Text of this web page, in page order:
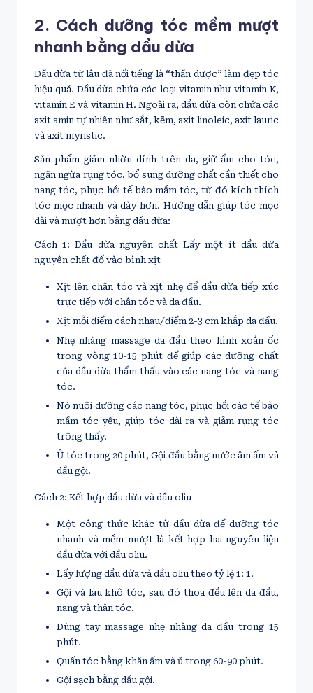
2. Cách dưỡng tóc mềm mượt
nhanh bằng dầu dừa
Dầu dừa từ lâu đã nổi tiếng là “thần dược” làm đẹp tóc
hiệu quả. Dầu dừa chứa các loại vitamin như vitamin K,
vitamin E và vitamin H. Ngoài ra, dầu dừa còn chứa các
axit amin tự nhiên như sắt, kẽm, axit linoleic, axit lauric
và axit myristic.
Sản phẩm giảm nhờn dính trên da, giữ ẩm cho tóc,
ngăn ngừa rụng tóc, bổ sung dưỡng chất cần thiết cho
nang tóc, phục hồi tế bào mầm tóc, từ đó kích thích
tóc mọc nhanh và dày hơn. Hướng dẫn giúp tóc mọc
dài và mượt hơn bằng dầu dừa:
Cách 1: Dầu dừa nguyên chất Lấy một ít dầu dừa
nguyên chất đổ vào bình xịt
Xịt lên chân tóc và xịt nhẹ để dầu dừa tiếp xúc
trực tiếp với chân tóc và da đầu.
Xịt mỗi điểm cách nhau/điểm 2-3 cm khắp da đầu.
Nhẹ nhàng massage da đầu theo hình xoắn ốc
trong vòng 10-15 phút để giúp các dưỡng chất
của dầu dừa thẩm thấu vào các nang tóc và nang
tóc.
Nó nuôi dưỡng các nang tóc, phục hồi các tế bào
mầm tóc yếu, giúp tóc dài ra và giảm rụng tóc
trông thấy.
Ủ tóc trong 20 phút, Gội đầu bằng nước âm ấm và
dầu gội.
Cách 2: Kết hợp dầu dừa và dầu oliu
Một công thức khác từ dầu dừa để dưỡng tóc
nhanh và mềm mượt là kết hợp hai nguyên liệu
dầu dừa với dầu oliu.
Lấy lượng dầu dừa và dầu oliu theo tỷ lệ 1: 1.
Gội và lau khô tóc, sau đó thoa đều lên da đầu,
nang và thân tóc.
Dùng tay massage nhẹ nhàng da đầu trong 15
phút.
Quấn tóc bằng khăn ấm và ủ trong 60-90 phút.
Gội sạch bằng dầu gội.